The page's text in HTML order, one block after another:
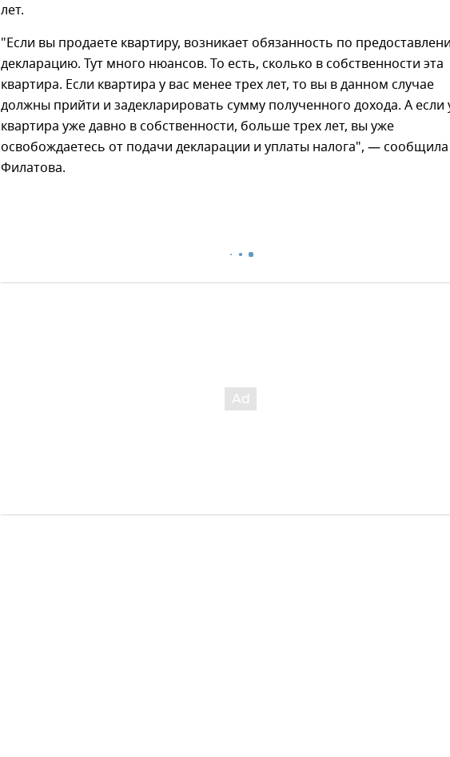
лет.
"Если вы продаете квартиру, возникает обязанность по
декларацию. Тут много нюансов. То есть, сколько в собственности эта
квартира. Если квартира у вас менее трех лет, то вы в данном случае
должны прийти и задекларировать сумму полученного дохода. А если
квартира уже давно в собственности, больше трех лет, вы уже
освобождаетесь от подачи декларации и уплаты налога", — сообщила
Филатова.